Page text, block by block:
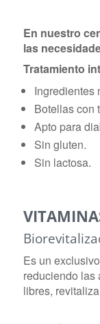
En nuestro
las
Tratamiento
Botellas con
Apto para
Sin gluten.
Sin lactosa.
Es un
reduciendo las
libres,